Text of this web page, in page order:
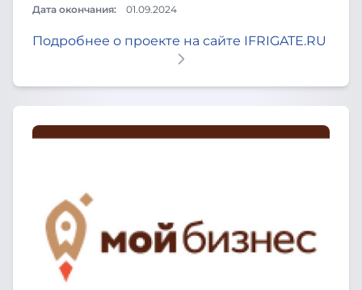
Дата окончания: 01.09.2024
Подробнее о проекте на сайте IFRIGATE.RU